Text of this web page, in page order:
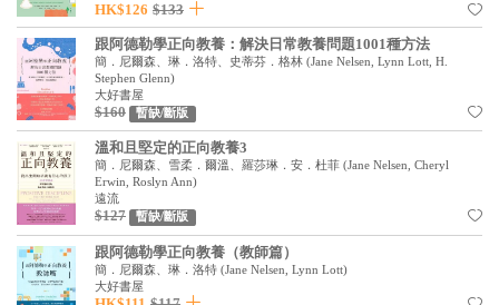
見證／傳記
文藝／勵志
童書
精選影音
其他
禮品專區
得獎作品推介
HK$126 $133
跟阿德勒學正向教養：解決日常教養問題1001種方法
簡．尼爾森、琳．洛特、史蒂芬．格林 (Jane Nelsen, Lynn Lott, H.
Stephen Glenn)
大好書屋
$160 暫缺/斷版
溫和且堅定的正向教養3
簡．尼爾森、雪柔．爾溫、羅莎琳．安．杜菲 (Jane Nelsen, Cheryl
Erwin, Roslyn Ann)
遠流
$127 暫缺/斷版
跟阿德勒學正向教養（教師篇）
簡．尼爾森、琳．洛特 (Jane Nelsen, Lynn Lott)
大好書屋